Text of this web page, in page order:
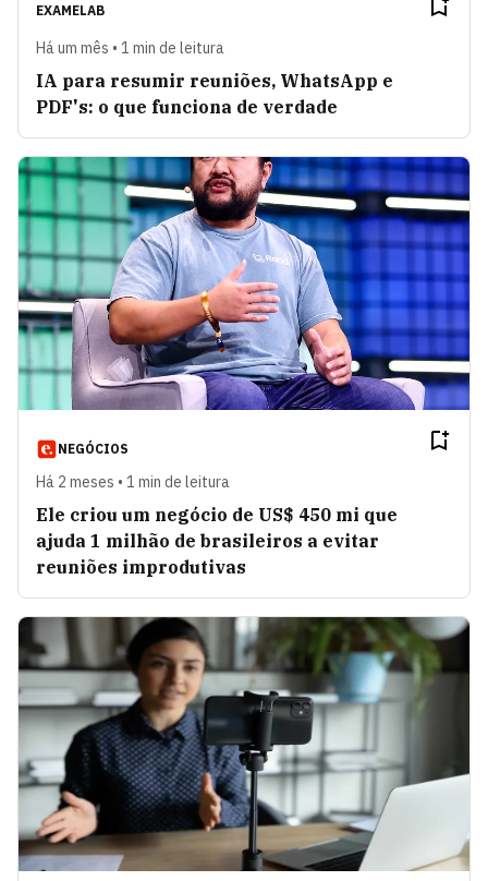
EXAMELAB
Há um mês • 1 min de leitura
IA para resumir reuniões, WhatsApp e
PDF's: o que funciona de verdade
NEGÓCIOS
Há 2 meses • 1 min de leitura
Ele criou um negócio de US$ 450 mi que
ajuda 1 milhão de brasileiros a evitar
reuniões improdutivas